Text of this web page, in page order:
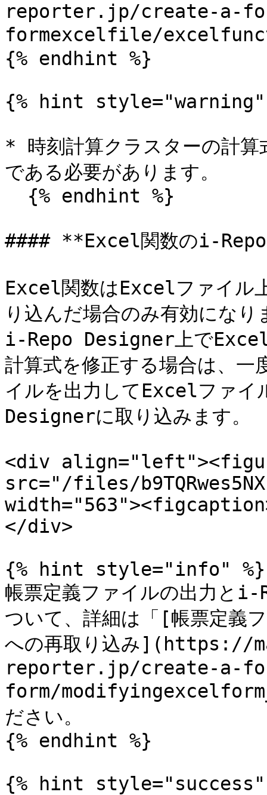
reporter.jp/create-a-
formexcelfile/
{% endhint %}
{% hint style="warning"
* 時刻計算クラスターの計算
である必要があります。
#### **Excel関数のi-
Excel関数はExcelファイ
り込んだ場合のみ有効にな
i-Repo Designer上でExcel
計算式を修正する場合は、
イルを出力してExcelファイ
Designerに取り込みます。
<div
src="/files/
</div>
{% hint style="info" %}
帳票定義ファイルの出力と
ついて、詳細は「[帳票定
への再取り込み](https://
reporter.jp/create-a-
form/
ださい。
{% endhint %}
{% hint style="success"